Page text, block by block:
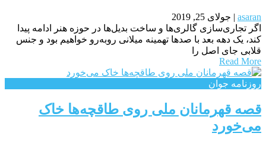
asaran
| جولای 25, 2019
اگر تجاری‌سازی گالری‌ها و ساخت بدیل‌ها در حوزه هنر ادامه پیدا
کند، یک دهه بعد با صد‌ها تهمینه میلانی روبه‌رو خواهیم بود و جنس
قلابی جای اصل را
Read More
روزنامه جوان
قصه قهرمانان ملی روی طاقچه‌ها خاک
می‌خورد